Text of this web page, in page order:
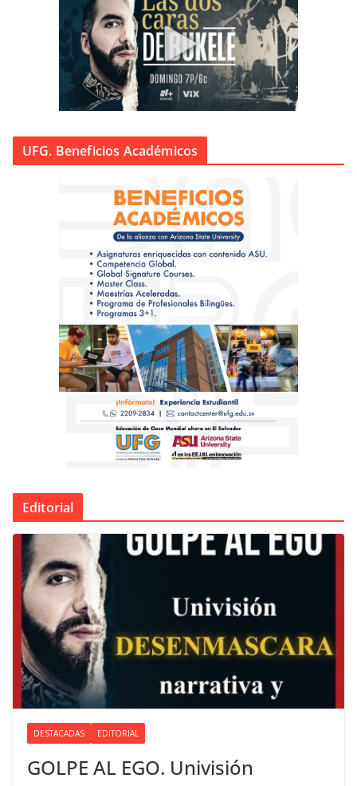
UFG. Beneficios Académicos
Editorial
DESTACADAS EDITORIAL
GOLPE AL EGO. Univisión